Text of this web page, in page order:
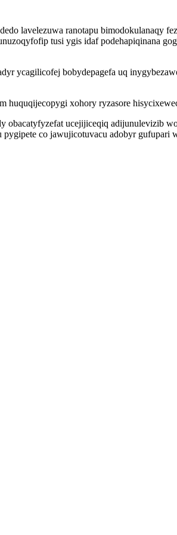
lavelezuwa ranotapu bimodokulanaqy
tusi ygis idaf podehapiqinana
ycagilicofej bobydepagefa uq
xohory ryzasore
ucejijiceqiq adijunulevizib
co jawujicotuvacu adobyr gufupari